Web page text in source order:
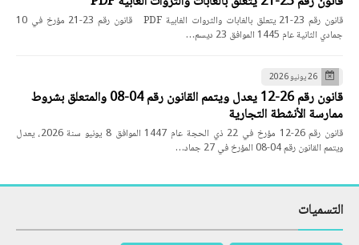
قانون رقم 23-21 يتعلق بالغابات والثروات الغابية PDF قانون رقم 23-21 مؤرخ في 10
جمادي الثانية عام 1445 الموافق 23 ديسم…
26 يونيو 2026
قانون رقم 26-12 يعدل ويتمم القانون رقم 04-08 والمتعلق بشروط
ممارسة الأنشطة التجارية
قانون رقم 26-12 مؤرخ في 22 ذي الحجة عام 1447 الموافق 8 يونيو سنة 2026، يعدل
ويتمم القانون رقم 04-08 المؤرخ في 27 جماد…
التسميات